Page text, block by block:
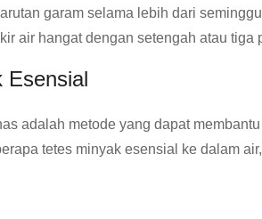
garam selama lebih dari
air hangat dengan setengah atau
Esensial
adalah metode yang dapat
tetes minyak esensial ke dalam